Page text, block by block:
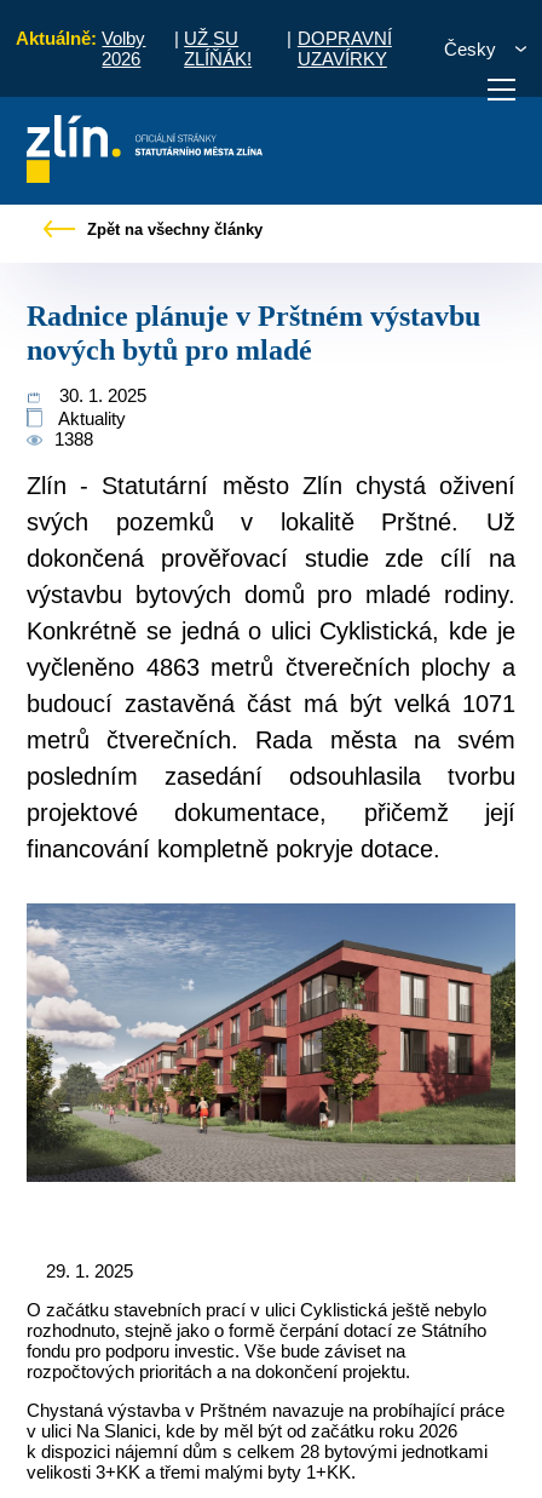
Aktuálně: Volby
2026
| UŽ SU
ZLÍŇÁK!
| DOPRAVNÍ
UZAVÍRKY
Česky
vyřídit Potřebuji zaplatit
Zpět na všechny články
Radnice plánuje v Prštném výstavbu
nových bytů pro mladé
30. 1. 2025
Aktuality
1388
Zlín - Statutární město Zlín chystá oživení
svých pozemků v lokalitě Prštné. Už
dokončená prověřovací studie zde cílí na
výstavbu bytových domů pro mladé rodiny.
Konkrétně se jedná o ulici Cyklistická, kde je
vyčleněno 4863 metrů čtverečních plochy a
budoucí zastavěná část má být velká 1071
metrů čtverečních. Rada města na svém
posledním zasedání odsouhlasila tvorbu
projektové dokumentace, přičemž její
financování kompletně pokryje dotace.
1. 2025
O začátku stavebních prací v ulici Cyklistická ještě nebylo
rozhodnuto, stejně jako o formě čerpání dotací ze Státního
fondu pro podporu investic. Vše bude záviset na
rozpočtových prioritách a na dokončení projektu.
Chystaná výstavba v Prštném navazuje na probíhající práce
v ulici Na Slanici, kde by měl být od začátku roku 2026
k dispozici nájemní dům s celkem 28 bytovými jednotkami
velikosti 3+KK a třemi malými byty 1+KK.